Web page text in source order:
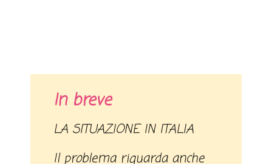
In breve
LA SITUAZIONE IN ITALIA
Il problema riguarda anche